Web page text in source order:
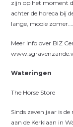
zijn op het moment
achter de horeca bij
lange, mooie
Meer info over BIZ
Wateringen
The Horse Store
Sinds zeven jaar is
aan de Kerklaan in